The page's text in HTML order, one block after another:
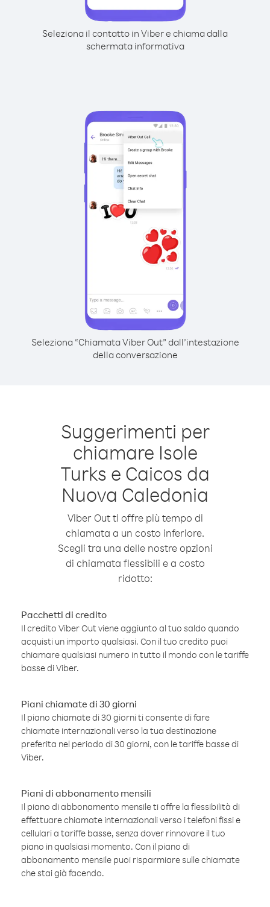
Seleziona il contatto in Viber e chiama dalla
schermata informativa
Seleziona “Chiamata Viber Out” dall’intestazione
della conversazione
Suggerimenti per
chiamare Isole
Turks e Caicos da
Nuova Caledonia
Viber Out ti offre più tempo di
chiamata a un costo inferiore.
Scegli tra una delle nostre opzioni
di chiamata flessibili e a costo
ridotto:
Pacchetti di credito
Il credito Viber Out viene aggiunto al tuo saldo quando
acquisti un importo qualsiasi. Con il tuo credito puoi
chiamare qualsiasi numero in tutto il mondo con le tariffe
basse di Viber.
Piani chiamate di 30 giorni
Il piano chiamate di 30 giorni ti consente di fare
chiamate internazionali verso la tua destinazione
preferita nel periodo di 30 giorni, con le tariffe basse di
Viber.
Piani di abbonamento mensili
Il piano di abbonamento mensile ti offre la flessibilità di
effettuare chiamate internazionali verso i telefoni fissi e
cellulari a tariffe basse, senza dover rinnovare il tuo
piano in qualsiasi momento. Con il piano di
abbonamento mensile puoi risparmiare sulle chiamate
che stai già facendo.